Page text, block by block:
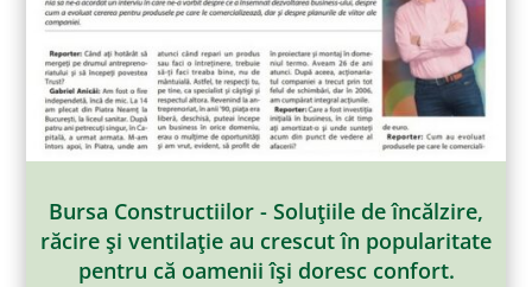
Bursa Constructiilor - Soluţiile de încălzire,
răcire şi ventilaţie au crescut în popularitate
pentru că oamenii îşi doresc confort.